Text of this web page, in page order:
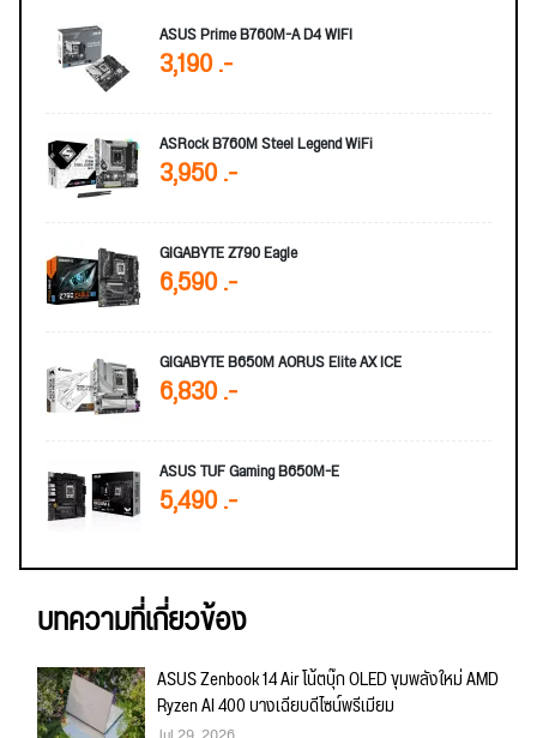
ASUS Prime B760M-A D4 WIFI
3,190 .-
ASRock B760M Steel Legend WiFi
3,950 .-
GIGABYTE Z790 Eagle
6,590 .-
GIGABYTE B650M AORUS Elite AX ICE
6,830 .-
ASUS TUF Gaming B650M-E
5,490 .-
บทความที่เกี่ยวข้อง
ASUS Zenbook 14 Air โน้ตบุ๊ก OLED ขุมพลังใหม่ AMD
Ryzen AI 400 บางเฉียบดีไซน์พรีเมียม